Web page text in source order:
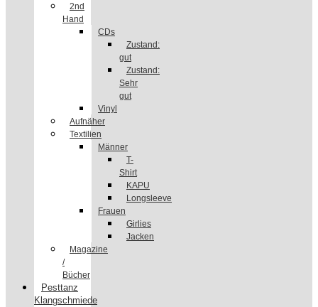
2nd
Hand
CDs
Zustand:
gut
Zustand:
Sehr
gut
Vinyl
Aufnäher
Textilien
Männer
T-
Shirt
KAPU
Longsleeve
Frauen
Girlies
Jacken
Magazine
/
Bücher
Pesttanz
Klangschmiede